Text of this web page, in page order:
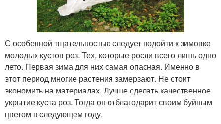
С особенной тщательностью следует подойти к зимовке
молодых кустов роз. Тех, которые росли всего лишь одно
лето. Первая зима для них самая опасная. Именно в
этот период многие растения замерзают. Не стоит
экономить на материалах. Лучше сделать качественное
укрытие куста роз. Тогда он отблагодарит своим буйным
цветом в следующем году.